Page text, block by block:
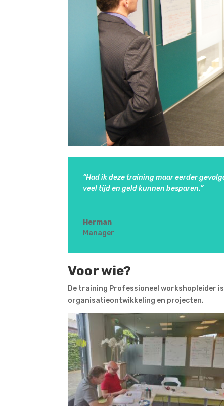
“Had ik deze training maar eerder
veel tijd en geld kunnen besparen.”
Herman
Manager
Voor wie?
De training Professioneel workshopleider
organisatieontwikkeling en projecten.